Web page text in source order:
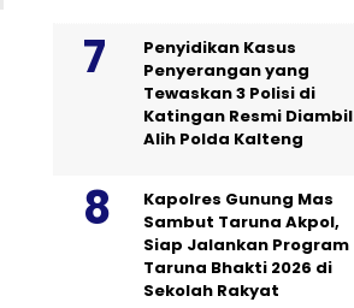
Penyidikan Kasus
Penyerangan yang
Tewaskan 3 Polisi di
Katingan Resmi Diambil
Alih Polda Kalteng
Kapolres Gunung Mas
Sambut Taruna Akpol,
Siap Jalankan Program
Taruna Bhakti 2026 di
Sekolah Rakyat